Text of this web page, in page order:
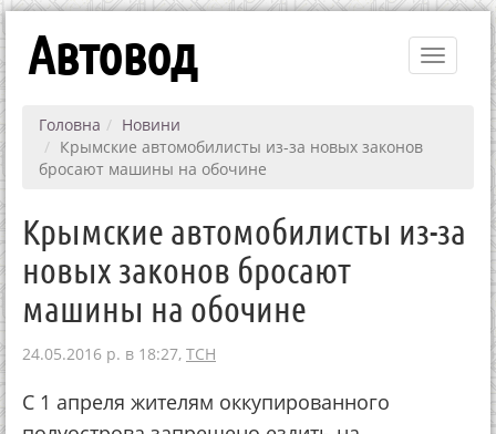
Toggle
Автовод
Головна
Новини
Крымские автомобилисты из-за новых законов
бросают машины на обочине
Крымские автомобилисты из-за
новых законов бросают
машины на обочине
24.05.2016 р. в 18:27, ТСН
С 1 апреля жителям оккупированного